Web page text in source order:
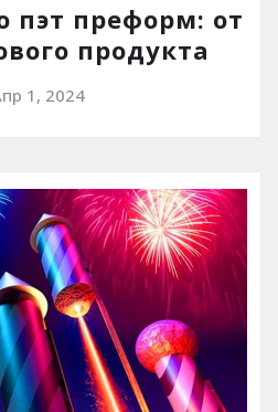
пэт преформ: от
продукта
1, 2024